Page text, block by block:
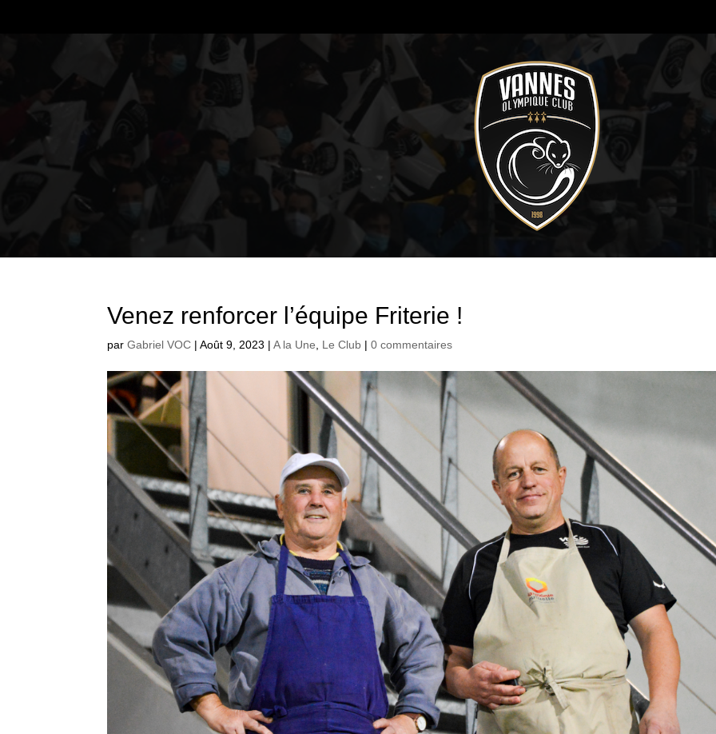
Venez renforcer l’équipe Friterie !
parGabriel VOC |Août 9, 2023 |A la Une, Le Club |0 commentaires